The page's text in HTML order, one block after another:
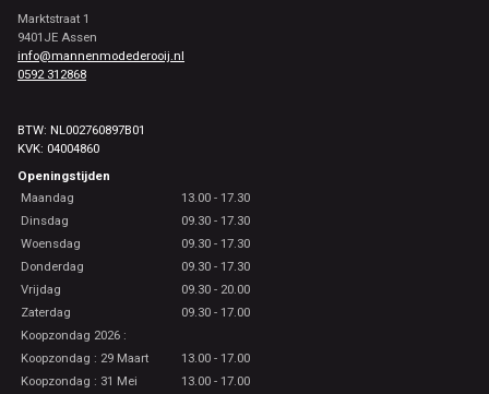
Marktstraat 1
9401JE Assen
info@mannenmodederooij.nl
0592 312868
BTW: NL002760897B01
KVK: 04004860
Openingstijden
Maandag
13.00 - 17.30
Dinsdag
09.30 - 17.30
Woensdag
09.30 - 17.30
Donderdag
09.30 - 17.30
Vrijdag
09.30 - 20.00
Zaterdag
09.30 - 17.00
Koopzondag 2026 :
Koopzondag : 29 Maart
13.00 - 17.00
Koopzondag : 31 Mei
13.00 - 17.00